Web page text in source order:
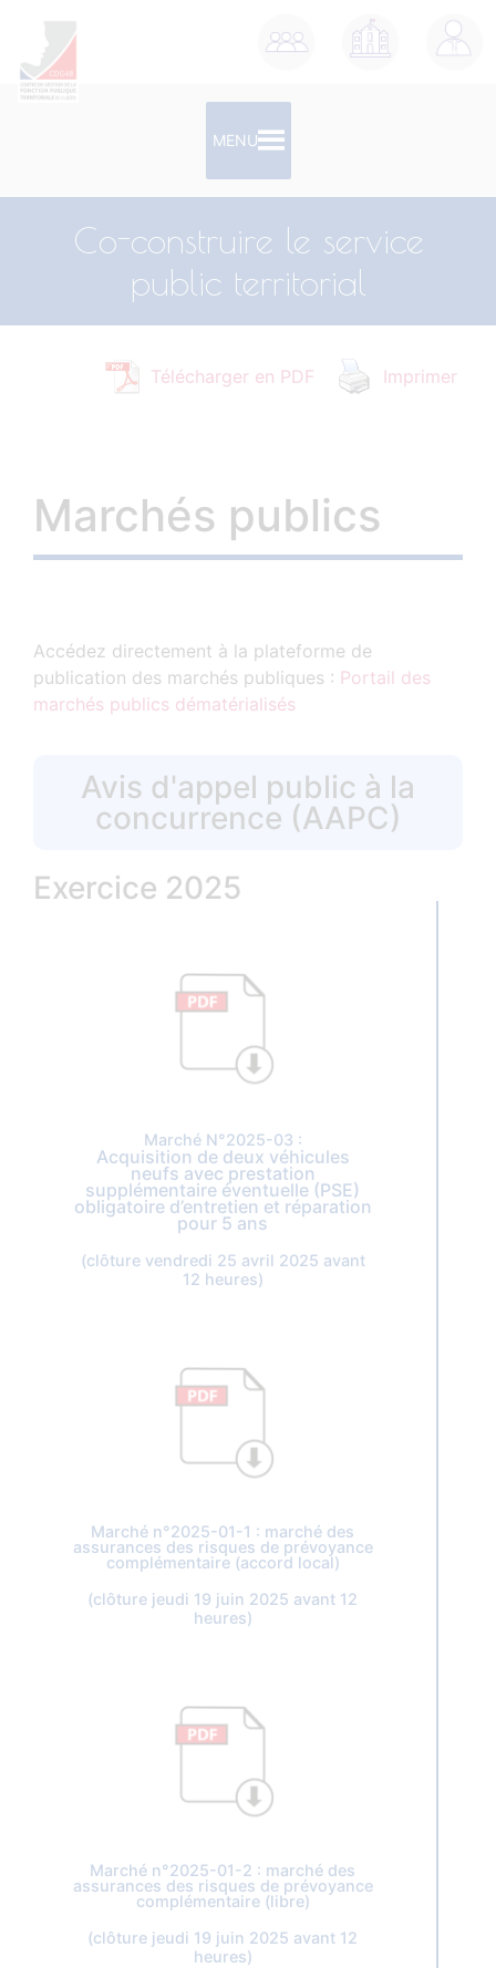
MENU
Co-construire le service
public territorial
Télécharger en PDF Imprimer
Marchés publics
Accédez directement à la plateforme de
publication des marchés publiques : Portail des
marchés publics dématérialisés
Avis d'appel public à la
concurrence (AAPC)
Exercice 2025
Marché N°2025-03 :
Acquisition de deux véhicules
neufs avec prestation
supplémentaire éventuelle (PSE)
obligatoire d’entretien et réparation
pour 5 ans
(clôture vendredi 25 avril 2025 avant
12 heures)
Marché n°2025-01-1 : marché des
assurances des risques de prévoyance
complémentaire (accord local)
(clôture jeudi 19 juin 2025 avant 12
heures)
Marché n°2025-01-2 : marché des
assurances des risques de prévoyance
complémentaire (libre)
(clôture jeudi 19 juin 2025 avant 12
heures)